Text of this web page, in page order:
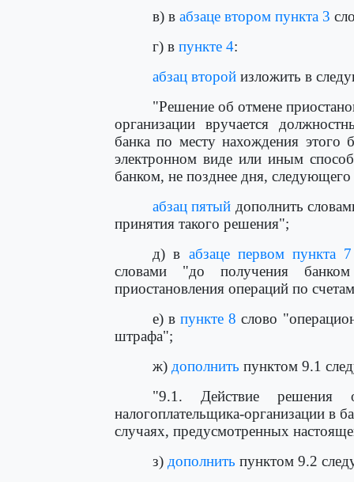
в) в абзаце втором пункта 3
г) в пункте 4:
абзац второй изложить в
"Решение об отмене
организации вручается
банка по месту нахождения этого
электронном виде или иным
банком, не позднее дня,
абзац пятый дополнить
принятия такого решения";
д) в абзаце первом пункта 7
словами "до получения
приостановления операций по
е) впункте 8 слово
штрафа";
ж) дополнить пунктом 9.1
"9.1. Действие решения
налогоплательщика-организации в
случаях, предусмотренных
з) дополнить пунктом 9.2